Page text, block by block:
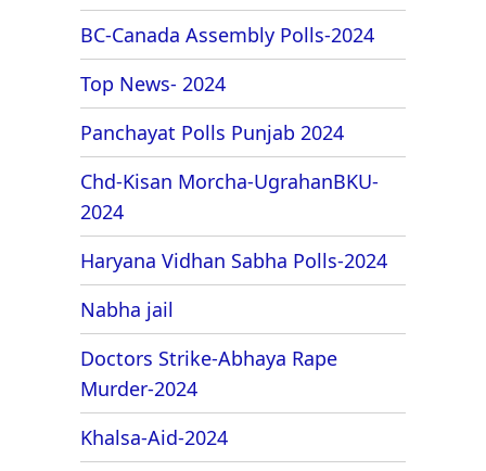
BC-Canada Assembly Polls-2024
Top News- 2024
Panchayat Polls Punjab 2024
Chd-Kisan Morcha-UgrahanBKU-
2024
Haryana Vidhan Sabha Polls-2024
Nabha jail
Doctors Strike-Abhaya Rape
Murder-2024
Khalsa-Aid-2024